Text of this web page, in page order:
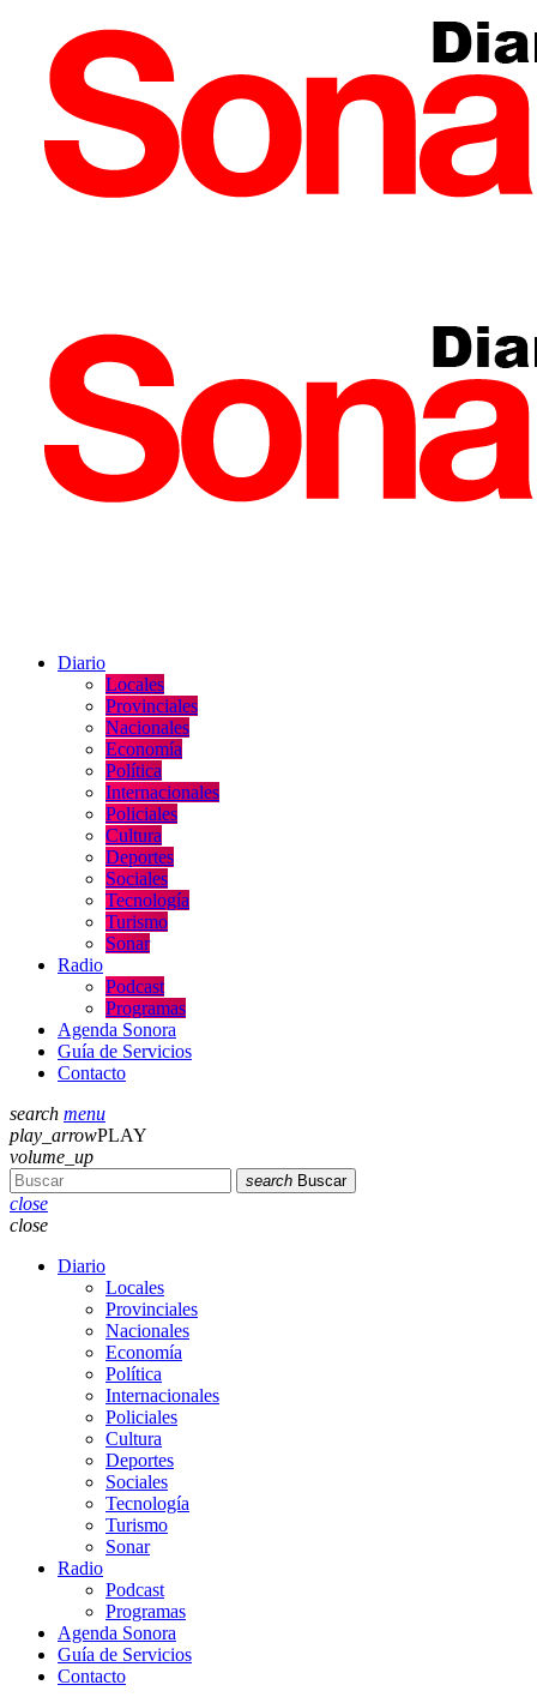
Diario
Locales
Provinciales
Nacionales
Economía
Política
Internacionales
Policiales
Cultura
Deportes
Sociales
Tecnología
Turismo
Sonar
Radio
Podcast
Programas
Agenda Sonora
Guía de Servicios
Contacto
search menu
play_arrowPLAY
volume_up
search Buscar
close
close
Diario
Locales
Provinciales
Nacionales
Economía
Política
Internacionales
Policiales
Cultura
Deportes
Sociales
Tecnología
Turismo
Sonar
Radio
Podcast
Programas
Agenda Sonora
Guía de Servicios
Contacto